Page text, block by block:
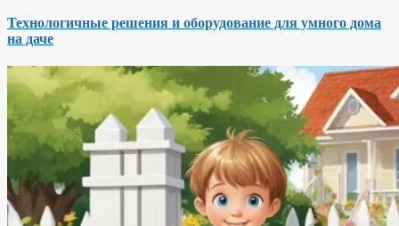
Технологичные решения и оборудование для умного дома
на даче